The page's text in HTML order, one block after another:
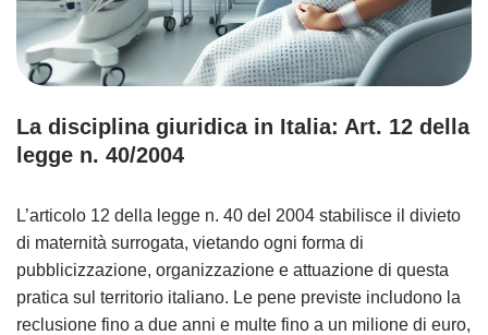
La disciplina giuridica in Italia: Art. 12 della
legge n. 40/2004
L’articolo 12 della legge n. 40 del 2004 stabilisce il divieto
di maternità surrogata, vietando ogni forma di
pubblicizzazione, organizzazione e attuazione di questa
pratica sul territorio italiano. Le pene previste includono la
reclusione fino a due anni e multe fino a un milione di euro,